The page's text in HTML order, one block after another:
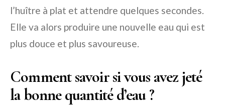
l’huître à plat et attendre quelques secondes.
Elle va alors produire une nouvelle eau qui est
plus douce et plus savoureuse.
Comment savoir si vous avez jeté
la bonne quantité d’eau ?